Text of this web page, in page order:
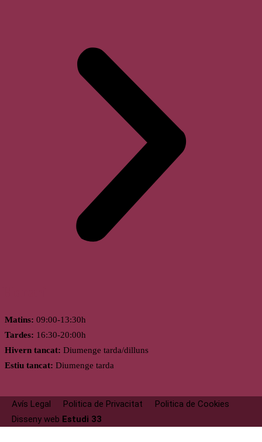
Matins: 09:00-13:30h
Tardes: 16:30-20:00h
Hivern tancat: Diumenge tarda/dilluns
Estiu tancat: Diumenge tarda
Avís Legal Politica de Privacitat
Politica de Cookies
Disseny web Estudi 33